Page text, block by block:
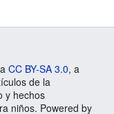
CC BY-SA 3.0, a
de la
y hechos
niños. Powered by